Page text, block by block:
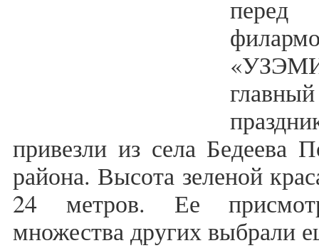
перед
привезли из села Бедеева
района. Высота зеленой
24 метров. Ее
множества других выбрали